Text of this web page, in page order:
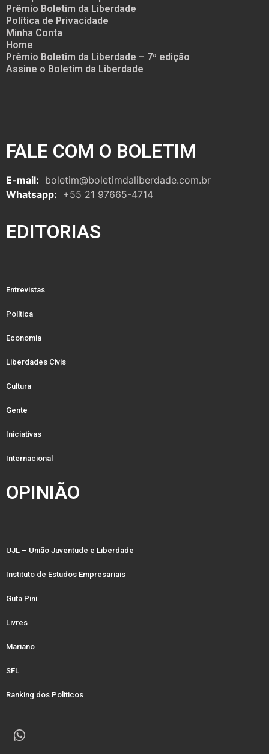
Prêmio Boletim da Liberdade
Política de Privacidade
Minha Conta
Home
Prêmio Boletim da Liberdade – 7ª edição
Assine o Boletim da Liberdade
FALE COM O BOLETIM
E-mail: boletim@boletimdaliberdade.com.br
Whatsapp: +55 21 97665-4714
EDITORIAS
Entrevistas
Política
Economia
Liberdades Civis
Cultura
Gente
Iniciativas
Internacional
OPINIÃO
UJL – União Juventude e Liberdade
Instituto de Estudos Empresariais
Guta Pini
Livres
Mariano
SFL
Ranking dos Politicos